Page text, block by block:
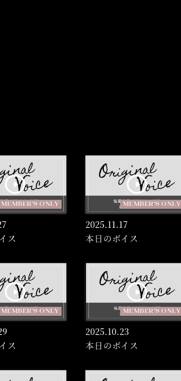
MEMBER'S ONLY
ス
MEMBER'S ONLY
2025.11.17
本日のボイス
MEMBER'S ONLY
ス
MEMBER'S ONLY
2025.10.23
本日のボイス